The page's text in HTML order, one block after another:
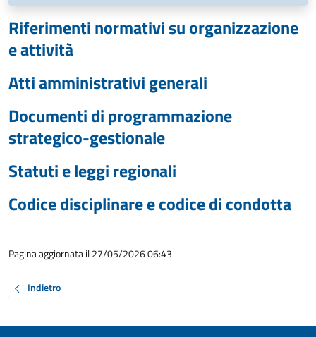
Riferimenti normativi su organizzazione
e attività
Atti amministrativi generali
Documenti di programmazione
strategico-gestionale
Statuti e leggi regionali
Codice disciplinare e codice di condotta
Pagina aggiornata il 27/05/2026 06:43
Indietro